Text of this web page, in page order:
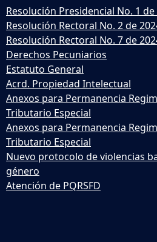
Resolución Presidencial No. 1 de
Resolución Rectoral No. 2 de
Resolución Rectoral No. 7 de
Derechos Pecuniarios
Estatuto General
Acrd. Propiedad Intelectual
Anexos para Permanencia
Tributario Especial
Anexos para Permanencia
Tributario Especial
Nuevo protocolo de violencias
género
Atención de PQRSFD